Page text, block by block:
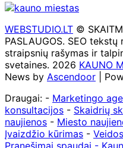
WEBSTUDIO.LT ©
PASLAUGOS. SEO
straipsnių rašymas ir
svetaines. 2026 KAUNO
News by Ascendoor |
Draugai: - Marketingo
konsultacijos - Skaidrių
naujienos - Miesto
Įvaizdžio kūrimas -